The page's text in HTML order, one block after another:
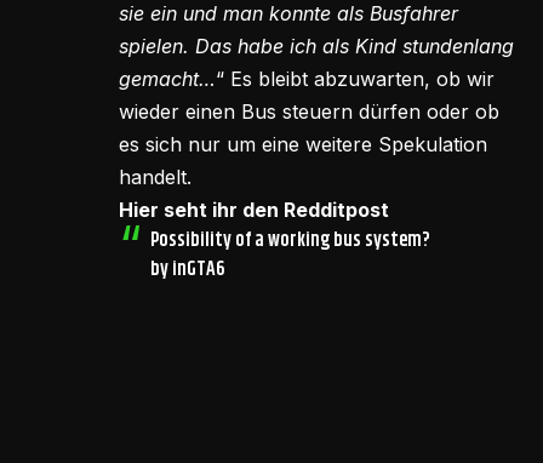
sie ein und man konnte als Busfahrer
spielen. Das habe ich als Kind stundenlang
gemacht…“ Es bleibt abzuwarten, ob wir
wieder einen Bus steuern dürfen oder ob
es sich nur um eine weitere Spekulation
handelt.
Hier seht ihr den Redditpost
Possibility of a working bus system?
byinGTA6